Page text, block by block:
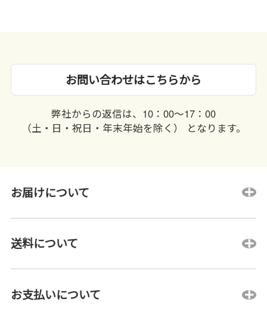
お問い合わせはこちらから
弊社からの返信は、10：00〜17：00
（土・日・祝日・年末年始を除く） となります。
お届けについて
送料について
お支払いについて